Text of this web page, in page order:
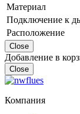
Материал
Подключение к
Расположение
Close
Добавление в
Close
Компания